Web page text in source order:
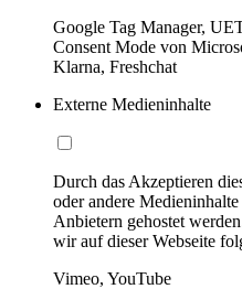
Google Tag Manager,
Consent Mode von
Klarna, Freshchat
Externe Medieninhalte
Durch das Akzeptieren
oder andere
Anbietern gehostet
wir auf dieser Webseite
Vimeo, YouTube